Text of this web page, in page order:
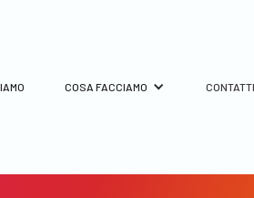
COSA FACCIAMO CONTATTI